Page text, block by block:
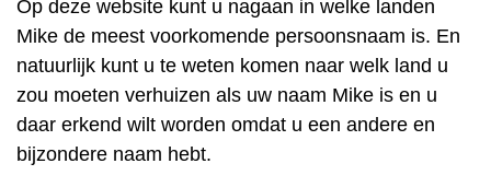
Op deze website kunt u nagaan in welke landen
Mike de meest voorkomende persoonsnaam is. En
natuurlijk kunt u te weten komen naar welk land u
zou moeten verhuizen als uw naam Mike is en u
daar erkend wilt worden omdat u een andere en
bijzondere naam hebt.